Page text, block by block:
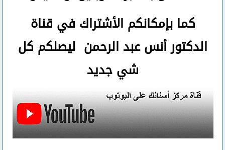
كما بإمكانكم الأشتراك في قناة
الدكتور أنس عبد الرحمن ليصلكم كل
شي جديد